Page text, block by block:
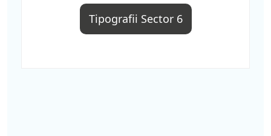
Tipografii Sector 6